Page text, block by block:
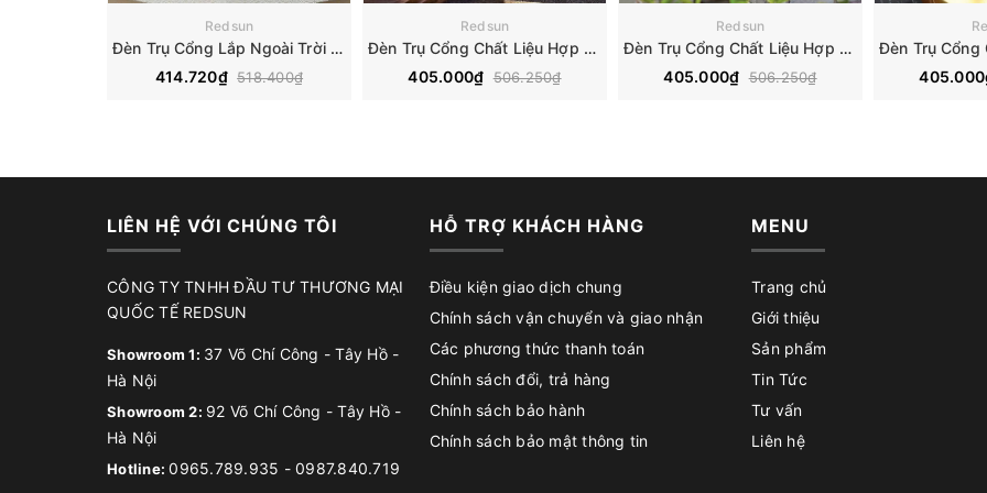
Redsun
Đèn Trụ Cổng Lắp Ngoài Trời Chất Liệu Hợp Kim DT-D7165
414.720₫ 518.400₫
Redsun
Đèn Trụ Cổng Chất Liệu Hợp Kim Lắp Ngoài Trời LT045
405.000₫ 506.250₫
Redsun
Đèn Trụ Cổng Chất Liệu Hợp Kim Lắp Ngoài Trời LT043
405.000₫ 506.250₫
LIÊN HỆ VỚI CHÚNG TÔI
CÔNG TY TNHH ĐẦU TƯ THƯƠNG MẠI
QUỐC TẾ REDSUN
Showroom 1: 37 Võ Chí Công - Tây Hồ -
Hà Nội
Showroom 2: 92 Võ Chí Công - Tây Hồ -
Hà Nội
Hotline:0965.789.935 - 0987.840.719
HỖ TRỢ KHÁCH HÀNG
Điều kiện giao dịch chung
Chính sách vận chuyển và giao nhận
Các phương thức thanh toán
Chính sách đổi, trả hàng
Chính sách bảo hành
Chính sách bảo mật thông tin
MENU
Trang chủ
Giới thiệu
Sản phẩm
Tin Tức
Tư vấn
Liên hệ